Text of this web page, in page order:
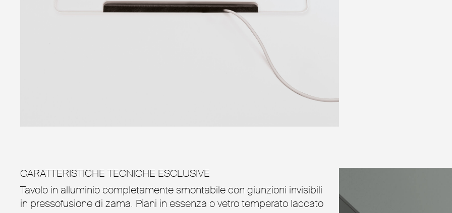
CARATTERISTICHE TECNICHE ESCLUSIVE
Tavolo in alluminio completamente smontabile con giunzioni invisibili
in pressofusione di zama. Piani in essenza o vetro temperato laccato